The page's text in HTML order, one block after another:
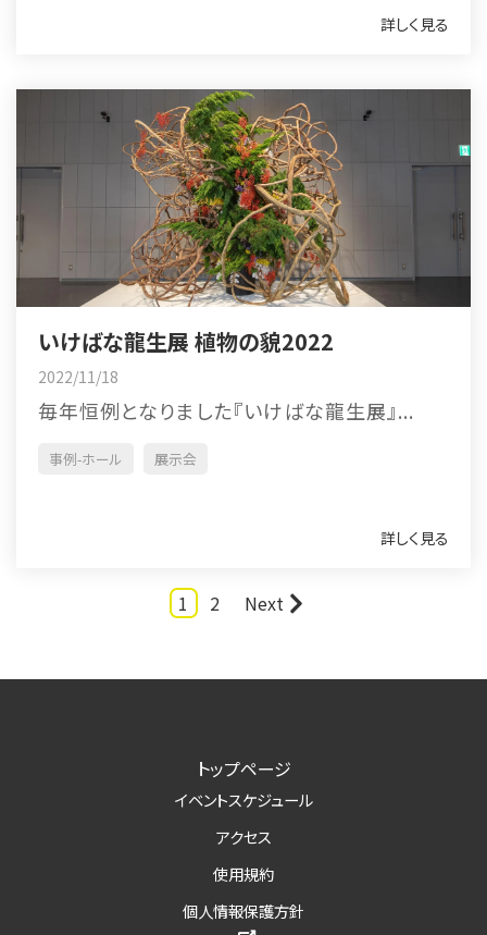
詳しく見る
いけばな龍生展 植物の貌2022
2022/11/18
毎年恒例となりました『いけばな龍生展』...
事例-ホール 展示会
詳しく見る
1 2 Next
トップページ
イベントスケジュール
アクセス
使用規約
個人情報保護方針